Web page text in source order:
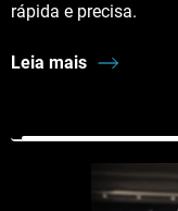
rápida e precisa.
Leia mais